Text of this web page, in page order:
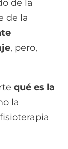
de la
de la
, pero,
qué es la
la